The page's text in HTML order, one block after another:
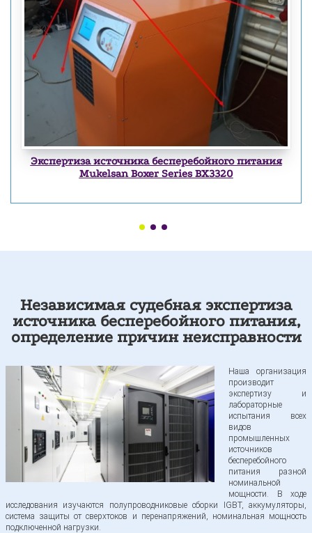
Пожарно-техническая экспертиза
Экспертиза безучетного потребления электроэнергии
Экспертиза компрессора
Экспертиза промышленных ворот
Экспертиза чиллера
Экспертиза насосов
Экспертиза лифтов
Экспертиза технологического оборудования
Экспертиза оборудования
Экспертиза источника бесперебойного питания
Mukelsan Boxer Series BX3320
Независимая судебная экспертиза
источника бесперебойного питания,
определение причин неисправности
Наша организация
производит
экспертизу и
лабораторные
испытания всех
видов
промышленных
источников
бесперебойного
питания разной
номинальной
мощности. В ходе
исследования изучаются полупроводниковые сборки IGBT, аккумуляторы,
система защиты от сверхтоков и перенапряжений, номинальная мощность
подключенной нагрузки.